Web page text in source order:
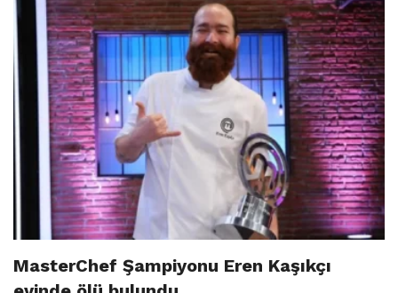
MasterChef Şampiyonu Eren Kaşıkçı